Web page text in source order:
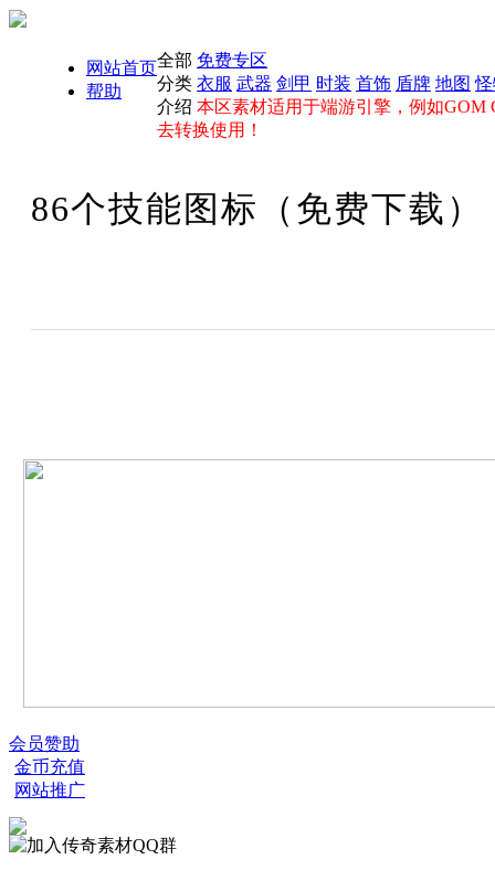
网站首页
帮助
全部 免费专区
分类 衣服 武器 剑甲 时装 首饰 盾牌 地图
介绍 本区素材适用于端游引擎，例如GOM
去转换使用！
86个技能图标（免费下载）
会员赞助
金币充值
网站推广